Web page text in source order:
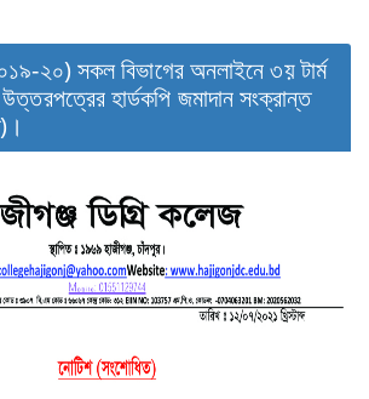
২০) সকল বিভাগের অনলাইনে ৩য় টার্ম
হার্ডকপি জমাদান সংক্রান্ত